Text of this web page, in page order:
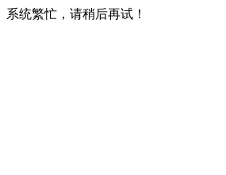
系统繁忙，请稍后再试！